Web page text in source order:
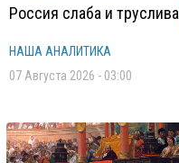
Россия слаба и труслива
НАША АНАЛИТИКА
07 Августа 2026 - 03:00